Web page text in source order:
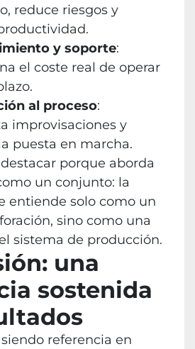
reduce riesgos y
y soporte:
el coste real de operar
al proceso:
improvisaciones y
puesta en marcha.
porque aborda
un conjunto: la
entiende solo como un
sino como una
sistema de producción.
una
sostenida
referencia en